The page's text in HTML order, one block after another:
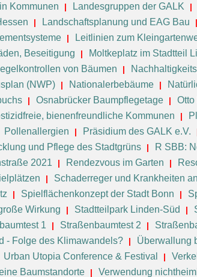
Kommunen
Landesgruppen der GALK
Landschaftsplanung und EAG Bau
Leitlinien zum
Beseitigung
Moltkeplatz im Stadtteil
von Bäumen
(NWP)
Nationalerbebäume
Osnabrücker Baumpflegetage
bienenfreundliche Kommunen
Pollenallergien Präsidium des GALK e.V.
und Pflege des Stadtgrüns
R SBB:
2021
Rendezvous im Garten
Schaderreger und Krankheiten
Spielflächenkonzept der Stadt Bonn
Wirkung
Stadtteilpark Linden-Süd
1 Straßenbaumtest 2
- Folge des Klimawandels?
Überwallung
Urban Utopia Conference & Festival
Baumstandorte
Verwendung